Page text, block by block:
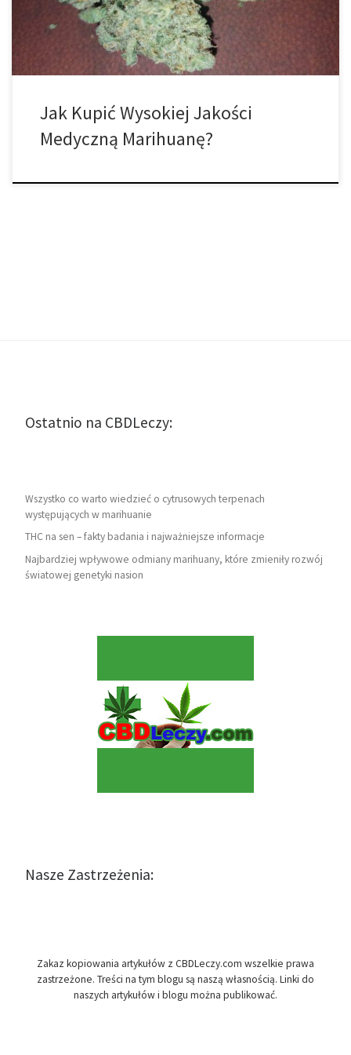
strategię kupowania wina przez wiele osób: znajdują oni fajnie
wyglądającą […]
Jak Kupić Wysokiej Jakości
Medyczną Marihuanę?
Ostatnio na CBDLeczy:
Wszystko co warto wiedzieć o cytrusowych terpenach
występujących w marihuanie
THC na sen – fakty badania i najważniejsze informacje
Najbardziej wpływowe odmiany marihuany, które zmieniły rozwój
światowej genetyki nasion
Nasze Zastrzeżenia:
Zakaz kopiowania artykułów z CBDLeczy.com wszelkie prawa
zastrzeżone. Treści na tym blogu są naszą własnością. Linki do
naszych artykułów i blogu można publikować.